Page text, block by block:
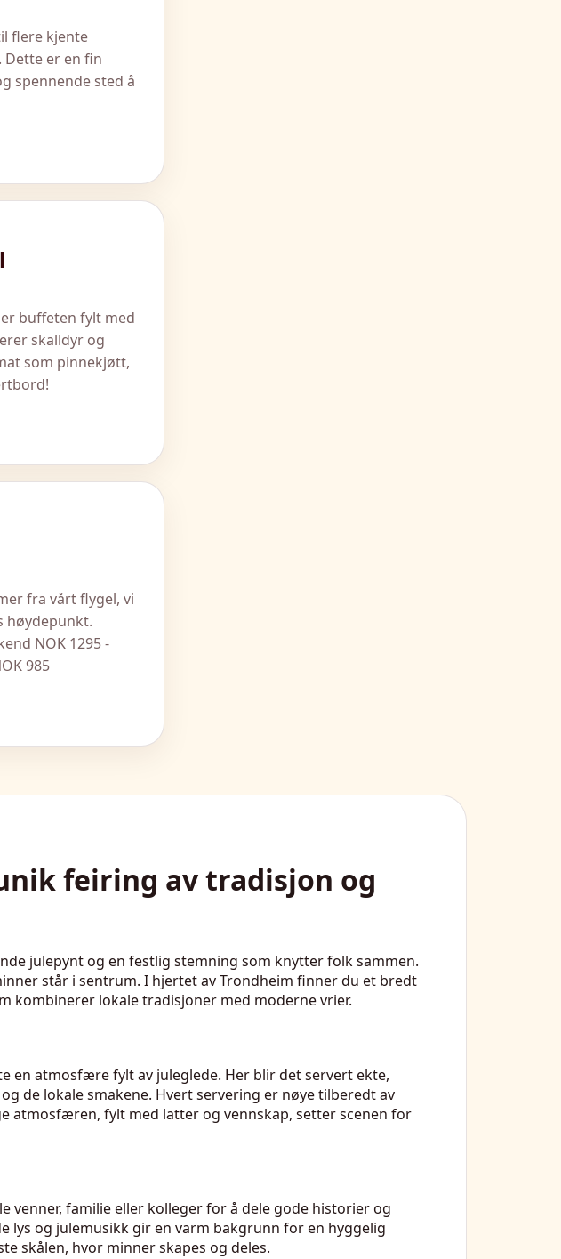
flere kjente
er en fin
spennende sted å
er buffeten fylt med
skalldyr og
som pinnekjøtt,
fra vårt flygel, vi
høydepunkt.
NOK 1295 -
985
feiring av tradisjon og
julepynt og en festlig stemning som knytter folk sammen.
står i sentrum. I hjertet av Trondheim finner du et bredt
kombinerer lokale tradisjoner med moderne vrier.
en atmosfære fylt av juleglede. Her blir det servert ekte,
de lokale smakene. Hvert servering er nøye tilberedt av
atmosfæren, fylt med latter og vennskap, setter scenen for
venner, familie eller kolleger for å dele gode historier og
lys og julemusikk gir en varm bakgrunn for en hyggelig
skålen, hvor minner skapes og deles.